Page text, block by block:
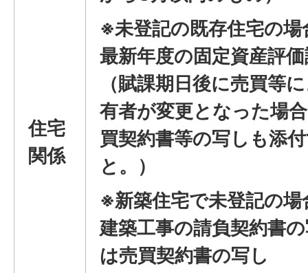
住宅
関係
※未登記の既存住宅の場
最新年度の固定資産評
（賦課期日後に売買等
有者が変更となった場
買契約書等の写しも添
と。）
※新築住宅で未登記の場
建築工事の請負契約書
は売買契約書の写し